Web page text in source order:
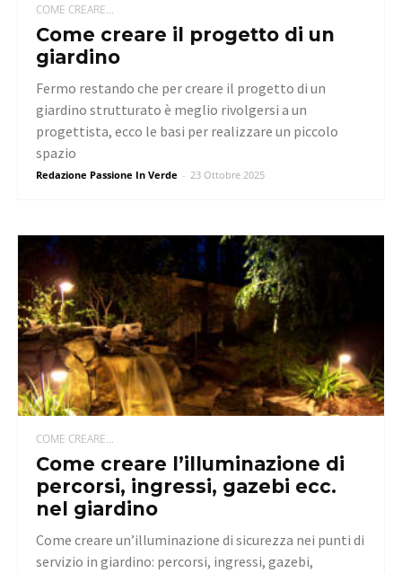
COME CREARE...
Come creare il progetto di un
giardino
Redazione Passione In Verde - 23 Ottobre 2025
Fermo restando che per creare il progetto di un
giardino strutturato è meglio rivolgersi a un
progettista, ecco le basi per realizzare un piccolo
spazio
COME CREARE...
Come creare l’illuminazione di
percorsi, ingressi, gazebi ecc.
nel giardino
Come creare un’illuminazione di sicurezza nei punti di
servizio in giardino: percorsi, ingressi, gazebi,